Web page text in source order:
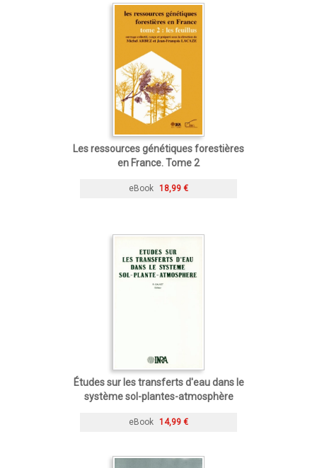
Les ressources génétiques forestières
en France. Tome 2
eBook 18,99 €
Études sur les transferts d'eau dans le
système sol-plantes-atmosphère
eBook 14,99 €